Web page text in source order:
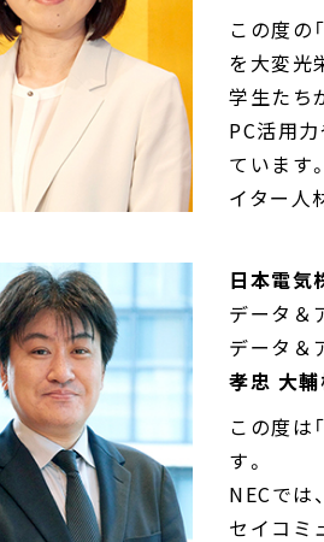
この度の
を大変光
学生たち
PC活用
ています
イター人
日本電気
データ＆
データ＆
孝忠 大輔
この度は
す。
NECでは
セイコミ